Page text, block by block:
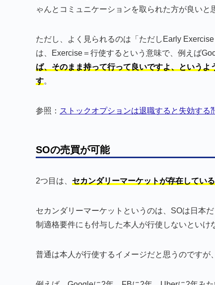
ゃんとコミュニケーションを取られた方が良いと
ただし、よく見られるのは「ただしEarly
は、Exercise＝行使するという意味で、例えば
ば、そのまま持って行って良いですよ、という
す。
参照： ストックオプションは退職すると失効する
SOの売買が可能
2つ目は、 セカンダリーマーケットが存在してい
セカンダリーマーケットというのは、SOは日本
制適格要件にも付与した本人が行使しないといけ
普通は本人が行使するイメージだと思うのですが、